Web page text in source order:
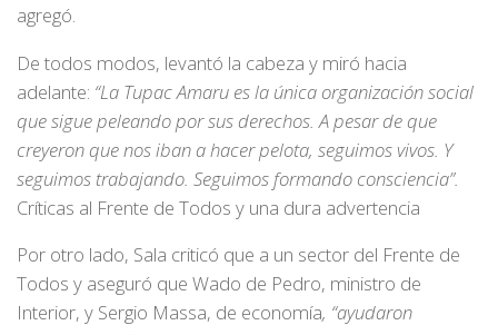
agregó.
De todos modos, levantó la cabeza y miró hacia
adelante: “La Tupac Amaru es la única organización social
que sigue peleando por sus derechos. A pesar de que
creyeron que nos iban a hacer pelota, seguimos vivos. Y
seguimos trabajando. Seguimos formando consciencia”.
Críticas al Frente de Todos y una dura advertencia
Por otro lado, Sala criticó que a un sector del Frente de
Todos y aseguró que Wado de Pedro, ministro de
Interior, y Sergio Massa, de economía, “ayudaron